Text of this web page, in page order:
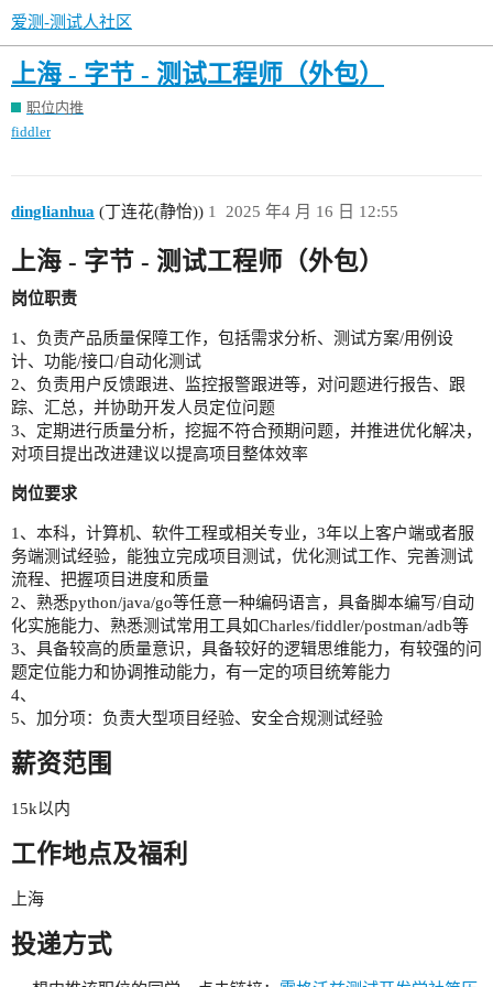
爱测-测试人社区
上海 - 字节 - 测试工程师（外包）
职位内推
fiddler
dinglianhua (丁连花(静怡)) 2025 年4 月 16 日 12:55
1
上海 - 字节 - 测试工程师（外包）
岗位职责
1、负责产品质量保障工作，包括需求分析、测试方案/用例设
计、功能/接口/自动化测试
2、负责用户反馈跟进、监控报警跟进等，对问题进行报告、跟
踪、汇总，并协助开发人员定位问题
3、定期进行质量分析，挖掘不符合预期问题，并推进优化解决，
对项目提出改进建议以提高项目整体效率
岗位要求
1、本科，计算机、软件工程或相关专业，3年以上客户端或者服
务端测试经验，能独立完成项目测试，优化测试工作、完善测试
流程、把握项目进度和质量
2、熟悉python/java/go等任意一种编码语言，具备脚本编写/自动
化实施能力、熟悉测试常用工具如Charles/fiddler/postman/adb等
3、具备较高的质量意识，具备较好的逻辑思维能力，有较强的问
题定位能力和协调推动能力，有一定的项目统筹能力
4、
5、加分项：负责大型项目经验、安全合规测试经验
薪资范围
15k以内
工作地点及福利
上海
投递方式